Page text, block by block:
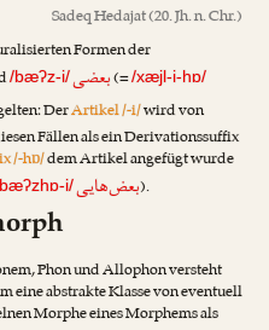
Sadeq Hedajat(20. Jh. n. Chr.)
Formen der
/bæʔz-i/بعضی(=/xæjl-i-hɒ/
DerArtikel /-i/wird von
Fällen als ein Derivationssuffix
/-hɒ/dem Artikel angefügt wurde
i/بعض‌هایی).
Phon und Allophon versteht
abstrakte Klasse von eventuell
Morphe eines Morphems als